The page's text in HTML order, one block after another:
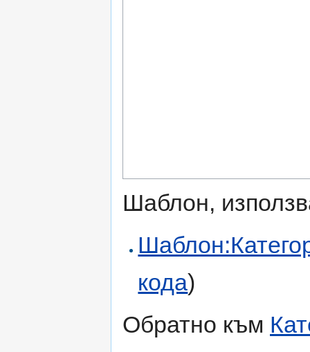
Шаблон,
кода)
Обратно към